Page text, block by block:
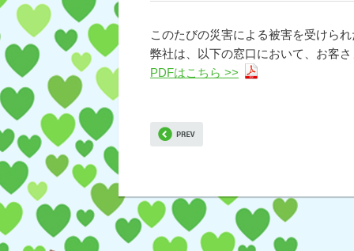
このたびの災害による被害を受けら
弊社は、以下の窓口において、お客
PDFはこちら >>